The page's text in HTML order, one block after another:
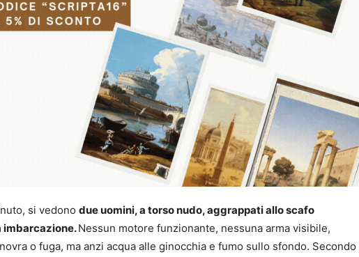
si vedono due uomini, a torso nudo, aggrappati allo scafo
imbarcazione.Nessun motore funzionante, nessuna arma visibile,
o fuga, ma anzi acqua alle ginocchia e fumo sullo sfondo. Secondo